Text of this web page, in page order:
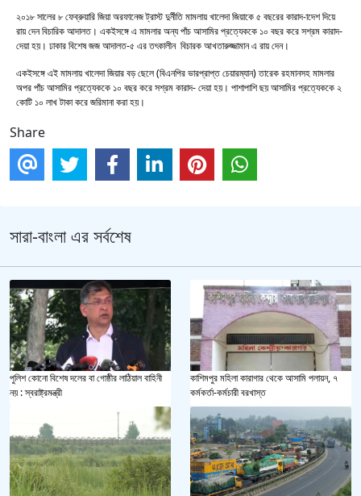
২০১৮ সালের ৮ ফেব্রুয়ারি জিয়া অরফানেজ ট্রাস্ট দুর্নীতি মামলায় খালেদা জিয়াকে ৫ বছরের কারাদ-াদেশ দিয়ে
রায় দেন বিচারিক আদালত। একইসঙ্গে এ মামলার অন্য পাঁচ আসামির প্রত্যেককে ১০ বছর করে সশ্রম কারাদ-
দেয়া হয়। ঢাকার বিশেষ জজ আদালত-৫ এর তৎকালীন বিচারক আখতারুজ্জামান এ রায় দেন।
একইসঙ্গে এই মামলায় খালেদা জিয়ার বড় ছেলে (বিএনপির ভারপ্রাপ্ত চেয়ারম্যান) তারেক রহমানসহ মামলার
অপর পাঁচ আসামির প্রত্যেককে ১০ বছর করে সশ্রম কারাদ- দেয়া হয়। পাশাপাশি ছয় আসামির প্রত্যেককে ২
কোটি ১০ লাখ টাকা করে জরিমানা করা হয়।
Share
সারা-বাংলা এর সর্বশেষ
পুলিশ কোনো বিশেষ দলের বা গোষ্ঠীর লাঠিয়াল বাহিনী
নয় : স্বরাষ্ট্রমন্ত্রী
কাশিমপুর মহিলা কারাগার থেকে আসামি পলায়ন, ৭
কর্মকর্তা-কর্মচারী বরখাস্ত